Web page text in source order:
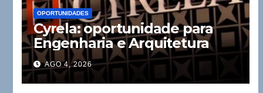
OPORTUNIDADES
Cyrela: oportunidade para
Engenharia e Arquitetura
AGO 4, 2026